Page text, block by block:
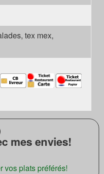
tex mex,
mes envies!
vos plats préférés!